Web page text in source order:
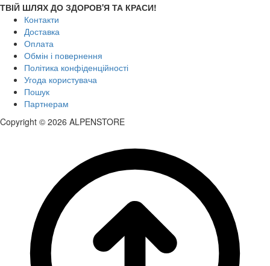
ТВІЙ ШЛЯХ ДО ЗДОРОВ'Я ТА КРАСИ!
Контакти
Доставка
Оплата
Обмін і повернення
Політика конфіденційності
Угода користувача
Пошук
Партнерам
Copyright © 2026 ALPENSTORE